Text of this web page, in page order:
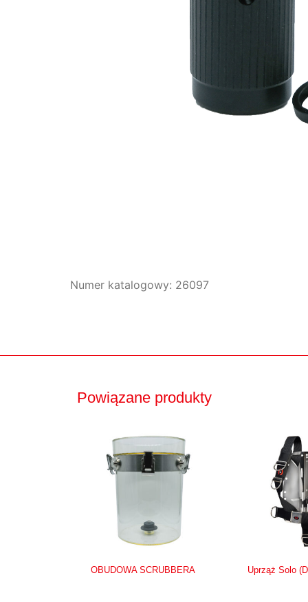
Numer katalogowy: 26097
Powiązane produkty
OBUDOWA SCRUBBERA Uprząż Solo